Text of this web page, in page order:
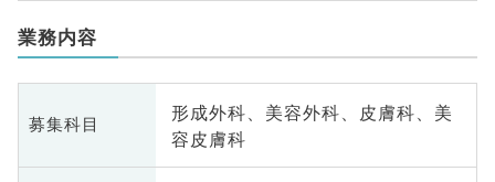
業務内容
募集科目
形成外科、美容外科、皮膚科、美
容皮膚科